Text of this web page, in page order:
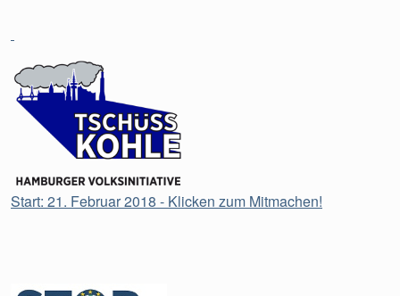
Start: 21. Februar 2018 - Klicken zum Mitmachen!